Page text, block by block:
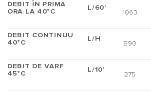
DEBIT ÎN PRIMA
ORA LA 40°C
L/60’
1063
DEBIT CONTINUU
40°C
L/H
890
DEBIT DE VARF
45°C
L/10’
275